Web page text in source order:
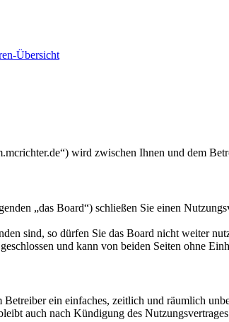
Übersicht
wird zwischen Ihnen und dem
„das Board“) schließen Sie einen
sind, so dürfen Sie das Board nicht weiter
und kann von beiden Seiten ohne
ein einfaches, zeitlich und räumlich
auch nach Kündigung des Nutzungsvertrages